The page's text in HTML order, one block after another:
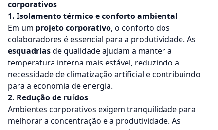
corporativos
1. Isolamento térmico e conforto ambiental
Em um projeto corporativo, o conforto dos
colaboradores é essencial para a produtividade. As
esquadriasde qualidade ajudam a manter a
temperatura interna mais estável, reduzindo a
necessidade de climatização artificial e contribuindo
para a economia de energia.
2. Redução de ruídos
Ambientes corporativos exigem tranquilidade para
melhorar a concentração e a produtividade. As